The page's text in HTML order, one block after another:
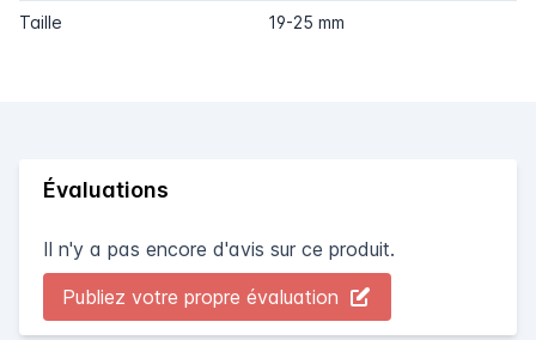
Taille 19-25 mm
Évaluations
Il n'y a pas encore d'avis sur ce produit.
Publiez votre propre évaluation